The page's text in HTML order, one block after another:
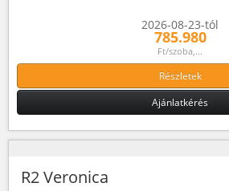
2026-08-23-tól
785.980
Ft/szoba,...
Részletek
Ajánlatkérés
R2 Veronica